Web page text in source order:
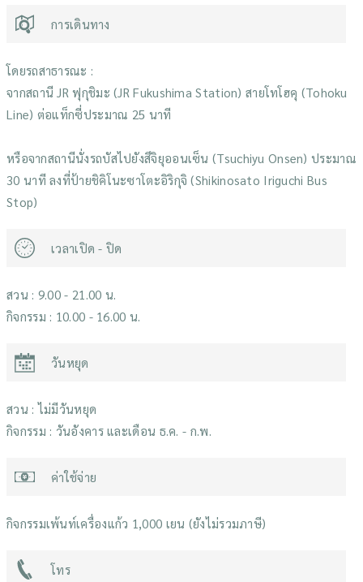
การเดินทาง
โดยรถสาธารณะ :
จากสถานี JR ฟุกุชิมะ (JR Fukushima Station) สายโทโฮคุ (Tohoku
Line) ต่อแท็กซี่ประมาณ 25 นาที
หรือจากสถานีนั่งรถบัสไปยังสึจิยุออนเซ็น (Tsuchiyu Onsen) ประมาณ
30 นาที ลงที่ป้ายชิคิโนะซาโตะอิริกุจิ (Shikinosato Iriguchi Bus
Stop)
เวลาเปิด - ปิด
สวน : 9.00 - 21.00 น.
กิจกรรม : 10.00 - 16.00 น.
วันหยุด
สวน : ไม่มีวันหยุด
กิจกรรม : วันอังคาร และเดือน ธ.ค. - ก.พ.
ค่าใช้จ่าย
กิจกรรมเพ้นท์เครื่องแก้ว 1,000 เยน (ยังไม่รวมภาษี)
โทร